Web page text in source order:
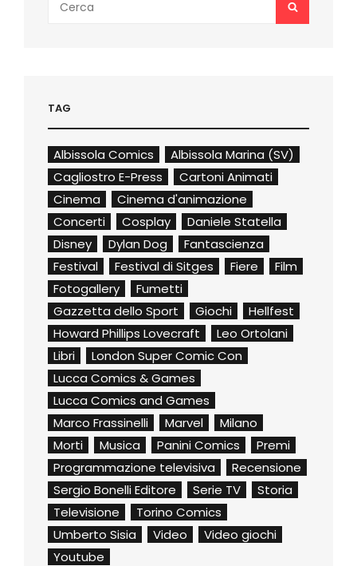
for:
SEARCH
TAG
Albissola Comics
Albissola Marina (SV)
Cagliostro E-Press
Cartoni Animati
Cinema
Cinema d'animazione
Concerti
Cosplay
Daniele Statella
Disney
Dylan Dog
Fantascienza
Festival
Festival di Sitges Fiere
Film
Fotogallery
Fumetti
Gazzetta dello Sport
Giochi
Hellfest
Howard Phillips Lovecraft
Leo Ortolani
Libri
London Super Comic Con
Lucca Comics & Games
Lucca Comics and Games
Marco Frassinelli
Marvel
Milano
Morti
Musica Panini Comics
Premi
Programmazione televisiva
Recensione
Sergio Bonelli Editore
Serie TV
Storia
Televisione
Torino Comics
Umberto Sisia
Video
Video giochi
Youtube